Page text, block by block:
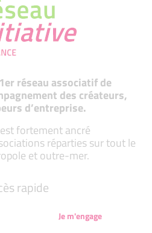
réseau associatif de
des créateurs,
d’entreprise.
fortement ancré
réparties sur tout le
et outre-mer.
rapide
Je m'engage